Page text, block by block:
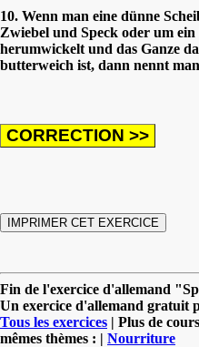
10. Wenn man eine dünne
Zwiebel und Speck oder um
herumwickelt und das Ganze
butterweich ist, dann nennt
Fin de l'exercice d'allemand
Un exercice d'allemand gratuit
Tous les exercices | Plus de
mêmes thèmes : | Nourriture